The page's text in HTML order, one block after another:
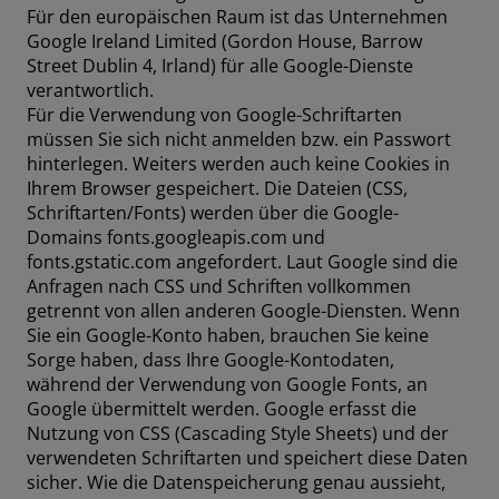
Für den europäischen Raum ist das Unternehmen
Google Ireland Limited (Gordon House, Barrow
Street Dublin 4, Irland) für alle Google-Dienste
verantwortlich.
Für die Verwendung von Google-Schriftarten
müssen Sie sich nicht anmelden bzw. ein Passwort
hinterlegen. Weiters werden auch keine Cookies in
Ihrem Browser gespeichert. Die Dateien (CSS,
Schriftarten/Fonts) werden über die Google-
Domains fonts.googleapis.com und
fonts.gstatic.com angefordert. Laut Google sind die
Anfragen nach CSS und Schriften vollkommen
getrennt von allen anderen Google-Diensten. Wenn
Sie ein Google-Konto haben, brauchen Sie keine
Sorge haben, dass Ihre Google-Kontodaten,
während der Verwendung von Google Fonts, an
Google übermittelt werden. Google erfasst die
Nutzung von CSS (Cascading Style Sheets) und der
verwendeten Schriftarten und speichert diese Daten
sicher. Wie die Datenspeicherung genau aussieht,